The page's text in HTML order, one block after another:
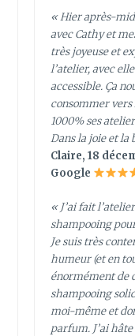
« Hier après-
avec Cathy et
très joyeuse et
l’atelier, avec
accessible. Ça
consommer vers
1000% ses
Dans la joie et
Claire, 18
Google
« J’ai fait
shampooing
Je suis très
humeur (et en
énormément de
shampooing
moi-même et
parfum. J’ai